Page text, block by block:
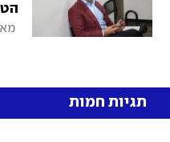
תגיות חמות